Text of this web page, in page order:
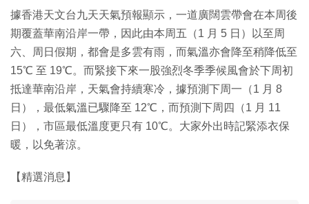
據香港天文台九天天氣預報顯示，一道廣闊雲帶會在本周後
期覆蓋華南沿岸一帶，因此由本周五（1 月 5 日）以至周
六、周日假期，都會是多雲有雨，而氣溫亦會降至稍降低至
15℃ 至 19℃。而緊接下來一股強烈冬季季候風會於下周初
抵達華南沿岸，天氣會持續寒冷，據預測下周一（1 月 8
日），最低氣溫已驟降至 12℃，而預測下周四（1 月 11
日），市區最低溫度更只有 10℃。大家外出時記緊添衣保
暖，以免著涼。
【精選消息】